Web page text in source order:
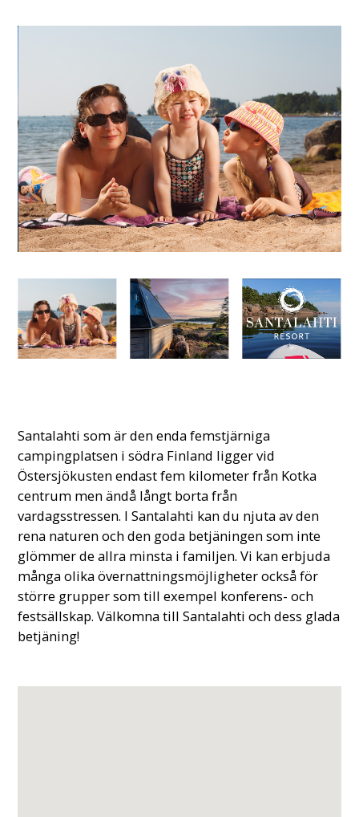
Santalahti som är den enda femstjärniga
campingplatsen i södra Finland ligger vid
Östersjökusten endast fem kilometer från Kotka
centrum men ändå långt borta från
vardagsstressen. I Santalahti kan du njuta av den
rena naturen och den goda betjäningen som inte
glömmer de allra minsta i familjen. Vi kan erbjuda
många olika övernattningsmöjligheter också för
större grupper som till exempel konferens- och
festsällskap. Välkomna till Santalahti och dess glada
betjäning!